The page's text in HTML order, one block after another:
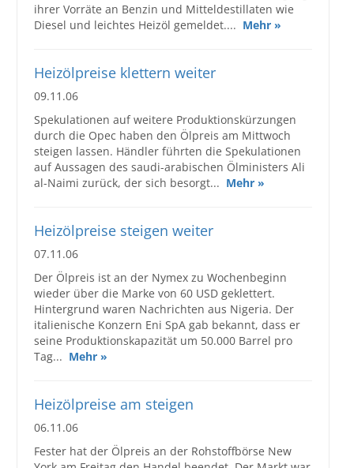
ihrer Vorräte an Benzin und Mitteldestillaten wie
Diesel und leichtes Heizöl gemeldet.... Mehr »
Heizölpreise klettern weiter
09.11.06
Spekulationen auf weitere Produktionskürzungen
durch die Opec haben den Ölpreis am Mittwoch
steigen lassen. Händler führten die Spekulationen
auf Aussagen des saudi-arabischen Ölministers Ali
al-Naimi zurück, der sich besorgt... Mehr »
Heizölpreise steigen weiter
07.11.06
Der Ölpreis ist an der Nymex zu Wochenbeginn
wieder über die Marke von 60 USD geklettert.
Hintergrund waren Nachrichten aus Nigeria. Der
italienische Konzern Eni SpA gab bekannt, dass er
seine Produktionskapazität um 50.000 Barrel pro
Tag... Mehr »
Heizölpreise am steigen
06.11.06
Fester hat der Ölpreis an der Rohstoffbörse New